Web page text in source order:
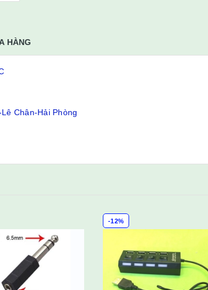
HÀNG
Chân-Hải Phòng
-12%